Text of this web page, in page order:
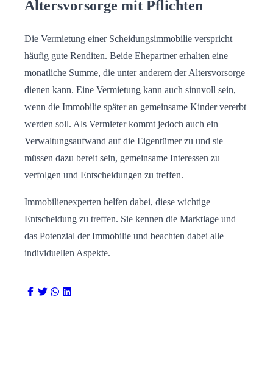
Altersvorsorge mit Pflichten
Die Vermietung einer Scheidungsimmobilie verspricht
häufig gute Renditen. Beide Ehepartner erhalten eine
monatliche Summe, die unter anderem der Altersvorsorge
dienen kann. Eine Vermietung kann auch sinnvoll sein,
wenn die Immobilie später an gemeinsame Kinder vererbt
werden soll. Als Vermieter kommt jedoch auch ein
Verwaltungsaufwand auf die Eigentümer zu und sie
müssen dazu bereit sein, gemeinsame Interessen zu
verfolgen und Entscheidungen zu treffen.
Immobilienexperten helfen dabei, diese wichtige
Entscheidung zu treffen. Sie kennen die Marktlage und
das Potenzial der Immobilie und beachten dabei alle
individuellen Aspekte.